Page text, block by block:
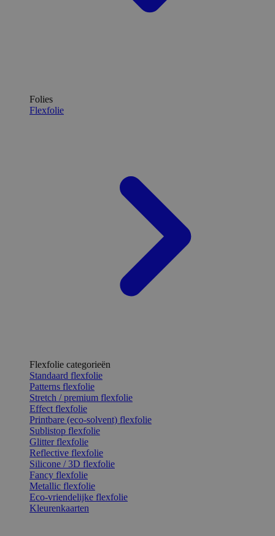
Folies
Flexfolie
Flexfolie categorieën
Standaard flexfolie
Patterns flexfolie
Stretch / premium flexfolie
Effect flexfolie
Printbare (eco-solvent) flexfolie
Sublistop flexfolie
Glitter flexfolie
Reflective flexfolie
Silicone / 3D flexfolie
Fancy flexfolie
Metallic flexfolie
Eco-vriendelijke flexfolie
Kleurenkaarten